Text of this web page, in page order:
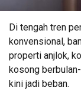
Di tengah tren
konvensional,
properti anjlok,
kosong
kini jadi beban.